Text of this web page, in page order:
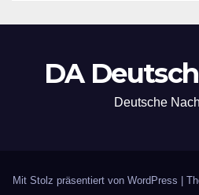
DA
Deutsche
Mit Stolz präsentiert von WordPress